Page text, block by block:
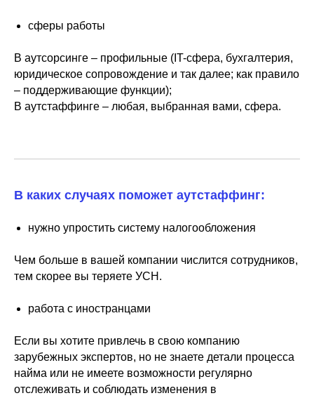
сферы работы
В аутсорсинге – профильные (IT-сфера, бухгалтерия,
юридическое сопровождение и так далее; как правило
– поддерживающие функции);
В аутстаффинге – любая, выбранная вами, сфера.
В каких случаях поможет аутстаффинг:
нужно упростить систему налогообложения
Чем больше в вашей компании числится сотрудников,
тем скорее вы теряете УСН.
работа с иностранцами
Если вы хотите привлечь в свою компанию
зарубежных экспертов, но не знаете детали процесса
найма или не имеете возможности регулярно
отслеживать и соблюдать изменения в